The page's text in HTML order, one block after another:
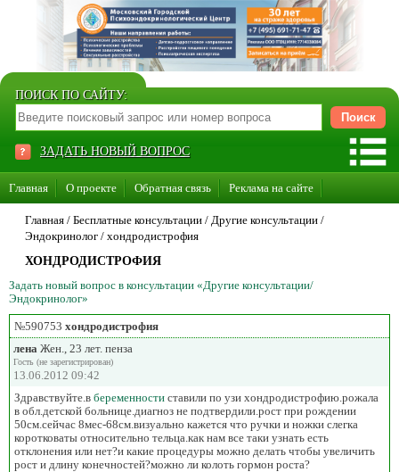
ПОИСК ПО САЙТУ:
ЗАДАТЬ НОВЫЙ ВОПРОС
Главная О проекте Обратная связь Реклама на сайте
Стать консультантом нашего сайта
Главная / Бесплатные консультации / Другие консультации /
Эндокринолог / хондродистрофия
ХОНДРОДИСТРОФИЯ
Задать новый вопрос в консультации «Другие консультации/
Эндокринолог»
№590753 хондродистрофия
лена Жен., 23 лет. пенза
Гость (не зарегистрирован)
13.06.2012 09:42
Здравствуйте.в беременности ставили по узи хондродистрофию.рожала
в обл.детской больнице.диагноз не подтвердили.рост при рождении
50см.сейчас 8мес-68см.визуально кажется что ручки и ножки слегка
коротковаты относительно тельца.как нам все таки узнать есть
отклонения или нет?и какие процедуры можно делать чтобы увеличить
рост и длину конечностей?можно ли колоть гормон роста?